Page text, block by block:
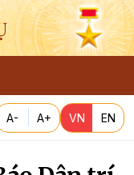
A- A+ VN EN